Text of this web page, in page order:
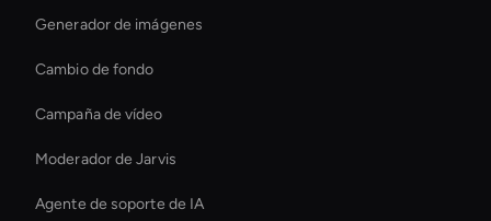
Generador de imágenes
Cambio de fondo
Campaña de vídeo
Moderador de Jarvis
Agente de soporte de IA